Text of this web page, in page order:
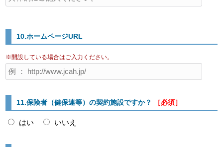
10.ホームページURL
※開設している場合はご入力ください。
11.保険者（健保連等）の契約施設ですか？ ［必須］
はい いいえ